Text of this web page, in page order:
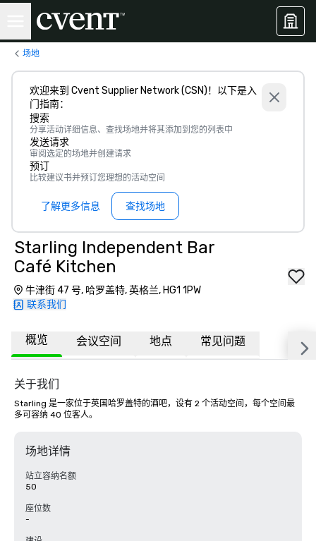
场地
欢迎来到 Cvent Supplier Network (CSN)！以下是入
门指南：
搜索
分享活动详细信息、查找场地并将其添加到您的列表中
发送请求
审阅选定的场地并创建请求
预订
比较建议书并预订您理想的活动空间
了解更多信息 查找场地
Starling Independent Bar
Café Kitchen
牛津街 47 号, 哈罗盖特, 英格兰, HG1 1PW
联系我们
概览 会议空间 地点 常见问题
关于我们
Starling 是一家位于英国哈罗盖特的酒吧，设有 2 个活动空间，每个空间最
多可容纳 40 位客人。
场地详情
站立容纳名额
50
座位数
-